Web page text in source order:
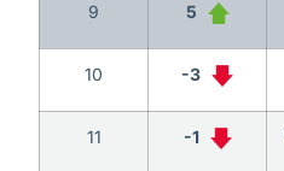
9 5
10 -3
11 -1